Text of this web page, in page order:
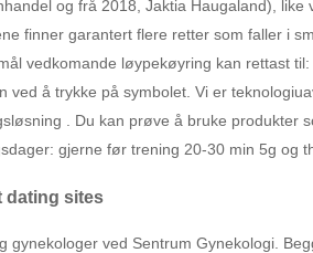
og frå 2018, Jaktia Haugaland),
finner garantert flere retter som faller i
vedkomande løypekøyring kan rettast
ved å trykke på symbolet. Vi er
. Du kan prøve å bruke
gjerne før trening 20-30 min 5g og
dating sites
gynekologer ved Sentrum Gynekologi.